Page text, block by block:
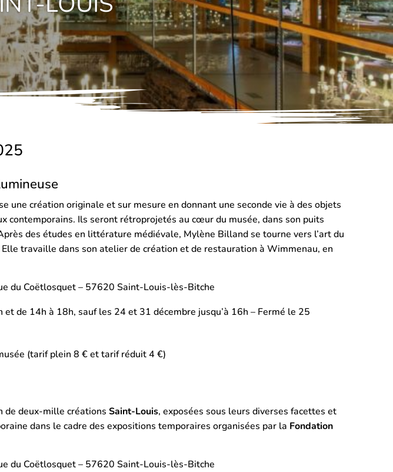
une création originale et sur mesure en donnant une seconde vie à des objets
contemporains. Ils seront rétroprojetés au cœur du musée, dans son puits
des études en littérature médiévale, Mylène Billand se tourne vers l’art du
travaille dans son atelier de création et de restauration à Wimmenau, en
du Coëtlosquet – 57620 Saint-Louis-lès-Bitche
de 14h à 18h, sauf les 24 et 31 décembre jusqu’à 16h – Fermé le 25
(tarif plein 8 € et tarif réduit 4 €)
de deux-mille créations Saint-Louis, exposées sous leurs diverses facettes et
dans le cadre des expositions temporaires organisées par la Fondation
du Coëtlosquet – 57620 Saint-Louis-lès-Bitche